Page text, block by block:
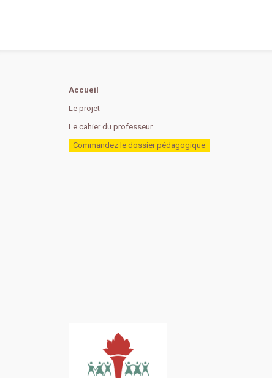
Accueil
Le projet
Le cahier du professeur
Commandez le dossier pédagogique